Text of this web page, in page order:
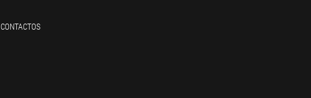
CONTACTOS